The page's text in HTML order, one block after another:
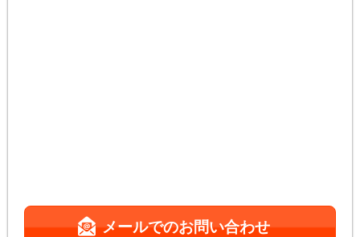
メールでのお問い合わせ